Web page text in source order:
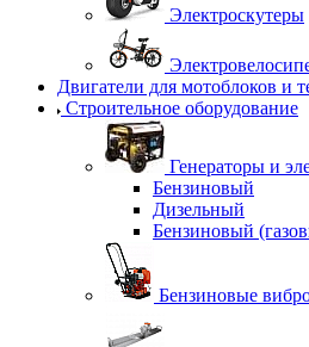
Электроскутеры
Двигатели для мотоблоков и
Строительное оборудование
Генераторы и
Бензиновый
Дизельный
Бензиновый
Бензиновые